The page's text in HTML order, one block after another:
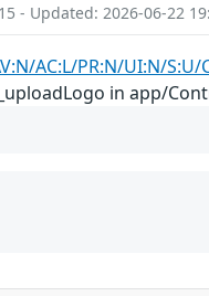
- Updated: 2026-06-22
AC:L/PR:N/UI:N/
in app/